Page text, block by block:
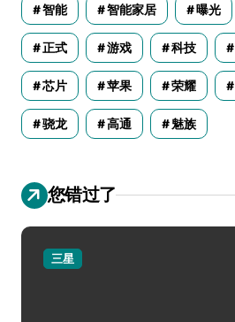
智能 智能家居 曝光
正式 游戏 科技
芯片 苹果 荣耀
骁龙 高通 魅族
您错过了
三星